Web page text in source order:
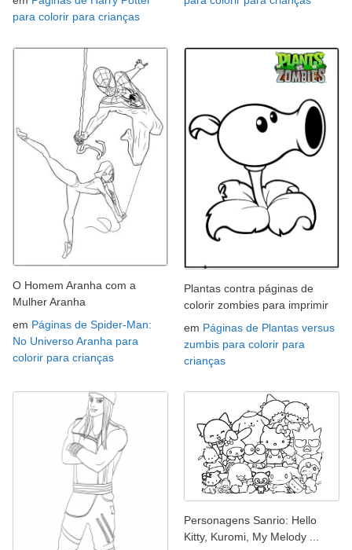
para colorir para crianças
O Homem Aranha com a
Mulher Aranha
em Páginas de Spider-Man:
No Universo Aranha para
colorir para crianças
Plantas contra páginas de
colorir zombies para imprimir
em Páginas de Plantas versus
zumbis para colorir para
crianças
Personagens Sanrio: Hello
Kitty, Kuromi, My Melody ...